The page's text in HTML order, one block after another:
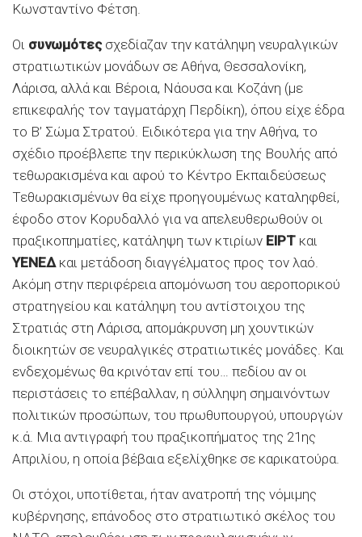
Κωνσταντίνο Φέτση.
Οι συνωμότεςσχεδίαζαν την κατάληψη νευραλγικών
στρατιωτικών μονάδων σε Αθήνα, Θεσσαλονίκη,
Λάρισα, αλλά και Βέροια, Νάουσα και Κοζάνη (με
επικεφαλής τον ταγματάρχη Περδίκη), όπου είχε έδρα
το Β’ Σώμα Στρατού. Ειδικότερα για την Αθήνα, το
σχέδιο προέβλεπε την περικύκλωση της Βουλής από
τεθωρακισμένα και αφού το Κέντρο Εκπαιδεύσεως
Τεθωρακισμένων θα είχε προηγουμένως καταληφθεί,
έφοδο στον Κορυδαλλό για να απελευθερωθούν οι
πραξικοπηματίες, κατάληψη των κτιρίων ΕΙΡΤ και
ΥΕΝΕΔκαι μετάδοση διαγγέλματος προς τον λαό.
Ακόμη στην περιφέρεια απομόνωση του αεροπορικού
στρατηγείου και κατάληψη του αντίστοιχου της
Στρατιάς στη Λάρισα, απομάκρυνση μη χουντικών
διοικητών σε νευραλγικές στρατιωτικές μονάδες. Και
ενδεχομένως θα κρινόταν επί του… πεδίου αν οι
περιστάσεις το επέβαλλαν, η σύλληψη σημαινόντων
πολιτικών προσώπων, του πρωθυπουργού, υπουργών
κ.ά. Μια αντιγραφή του πραξικοπήματος της 21ης
Απριλίου, η οποία βέβαια εξελίχθηκε σε καρικατούρα.
Οι στόχοι, υποτίθεται, ήταν ανατροπή της νόμιμης
κυβέρνησης, επάνοδος στο στρατιωτικό σκέλος του